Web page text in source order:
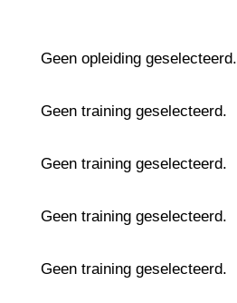
Geen opleiding geselecteerd.
Geen training geselecteerd.
Geen training geselecteerd.
Geen training geselecteerd.
Geen training geselecteerd.